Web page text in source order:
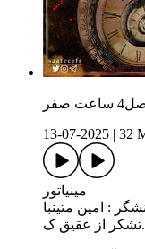
13-07-2025
32
مینیاتور
: امین متینبا
تشکر از عقیق ک.